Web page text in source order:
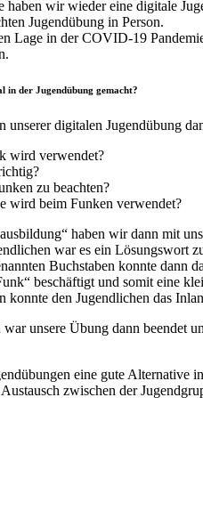
haben wir wieder eine digitale
Jugendübung in Person.
Lage in der COVID-19
in der Jugendübung gemacht?
unserer digitalen Jugendübung
wird verwendet?
zu beachten?
wird beim Funken verwendet?
haben wir dann mit
war es ein Lösungswort
Buchstaben konnte dann
beschäftigt und somit eine
konnte den Jugendlichen das
unsere Übung dann beendet
eine gute Alternative
zwischen der